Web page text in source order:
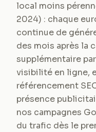
local moins
2024) : chaque
continue de
des mois après la
supplémentaire
visibilité en ligne,
référencement
présence
nos campagnes
du trafic dès le